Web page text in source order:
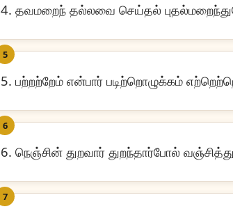
4. தவமறைந் தல்லவை செய்தல்
5
5. பற்றற்றேம் என்பார் படிற்றொழுக்கம்
6
6. நெஞ்சின் துறவார் துறந்தார்போல்
7